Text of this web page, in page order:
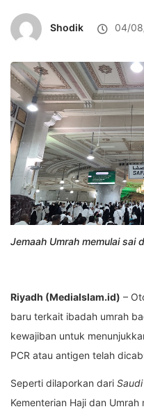
Shodik 04/
Jemaah Umrah memulai sai
Riyadh (MediaIslam.id) –
baru terkait ibadah umrah
kewajiban untuk
PCR atau antigen telah
Seperti dilaporkan dari
Kementerian Haji dan